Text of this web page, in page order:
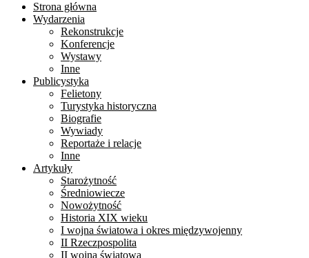
Strona główna
Wydarzenia
Rekonstrukcje
Konferencje
Wystawy
Inne
Publicystyka
Felietony
Turystyka historyczna
Biografie
Wywiady
Reportaże i relacje
Inne
Artykuły
Starożytność
Średniowiecze
Nowożytność
Historia XIX wieku
I wojna światowa i okres międzywojenny
II Rzeczpospolita
II wojna światowa